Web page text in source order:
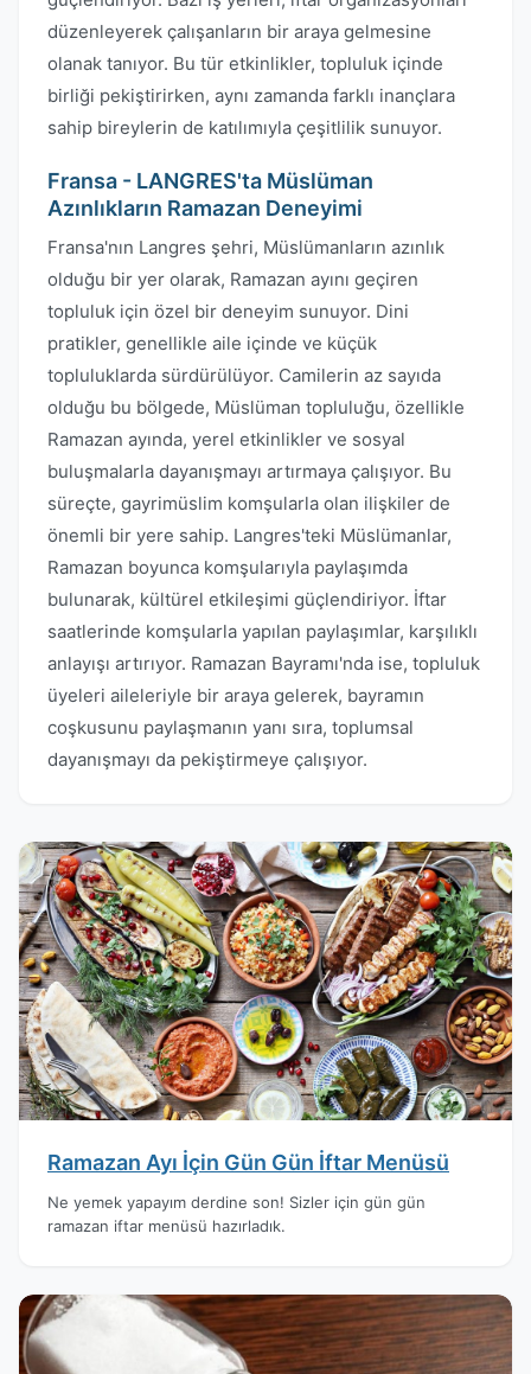
düzenleyerek çalışanların bir araya gelmesine
olanak tanıyor. Bu tür etkinlikler, topluluk içinde
birliği pekiştirirken, aynı zamanda farklı inançlara
sahip bireylerin de katılımıyla çeşitlilik sunuyor.
Fransa - LANGRES'ta Müslüman
Azınlıkların Ramazan Deneyimi
Fransa'nın Langres şehri, Müslümanların azınlık
olduğu bir yer olarak, Ramazan ayını geçiren
topluluk için özel bir deneyim sunuyor. Dini
pratikler, genellikle aile içinde ve küçük
topluluklarda sürdürülüyor. Camilerin az sayıda
olduğu bu bölgede, Müslüman topluluğu, özellikle
Ramazan ayında, yerel etkinlikler ve sosyal
buluşmalarla dayanışmayı artırmaya çalışıyor. Bu
süreçte, gayrimüslim komşularla olan ilişkiler de
önemli bir yere sahip. Langres'teki Müslümanlar,
Ramazan boyunca komşularıyla paylaşımda
bulunarak, kültürel etkileşimi güçlendiriyor. İftar
saatlerinde komşularla yapılan paylaşımlar, karşılıklı
anlayışı artırıyor. Ramazan Bayramı'nda ise, topluluk
üyeleri aileleriyle bir araya gelerek, bayramın
coşkusunu paylaşmanın yanı sıra, toplumsal
dayanışmayı da pekiştirmeye çalışıyor.
Ramazan Ayı İçin Gün Gün İftar Menüsü
Ne yemek yapayım derdine son! Sizler için gün gün
ramazan iftar menüsü hazırladık.